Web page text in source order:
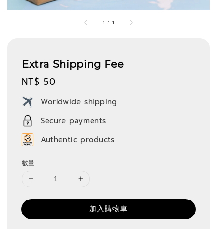
1 / 1
Extra Shipping Fee
Regular
price
NT$ 50
Worldwide shipping
Secure payments
Authentic products
數量
加入購物車